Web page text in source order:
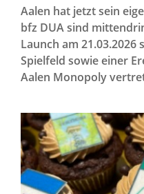
Bildungsangebote
Für Unternehmen
Karriere
Über uns
Standorte
Aalen hat jetzt sein
bfz DUA sind
Launch am
Spielfeld sowie einer
Aalen Monopoly